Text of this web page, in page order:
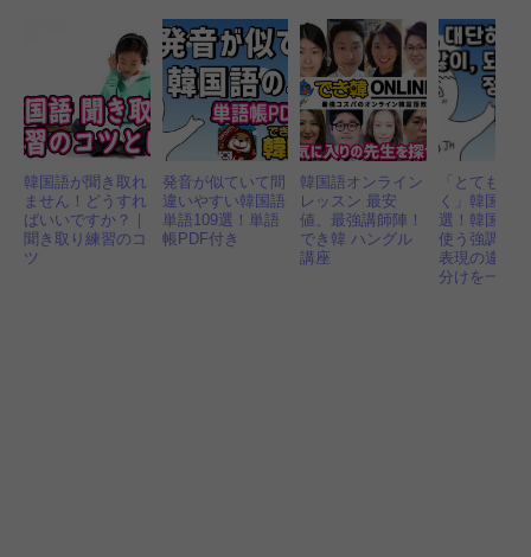
韓国語が聞き取れ
ません！どうすれ
ばいいですか？｜
聞き取り練習のコ
ツ
発音が似ていて間
違いやすい韓国語
単語109選！単語
帳PDF付き
韓国語オンライン
レッスン 最安
値、最強講師陣！
でき韓 ハングル
講座
「とても、
く」韓国語
選！韓国人
使う強調語
表現の違い
分けを一挙